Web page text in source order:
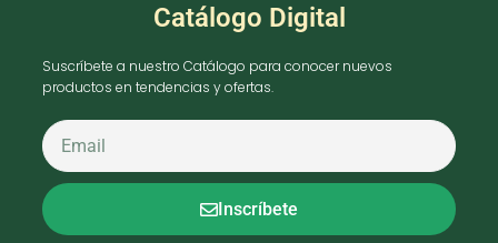
Catálogo Digital
Suscríbete a nuestro Catálogo para conocer nuevos
productos en tendencias y ofertas.
Inscríbete